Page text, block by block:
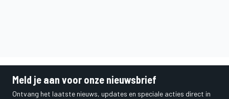
Meld je aan voor onze nieuwsbrief
Ontvang het laatste nieuws, updates en speciale acties direct in